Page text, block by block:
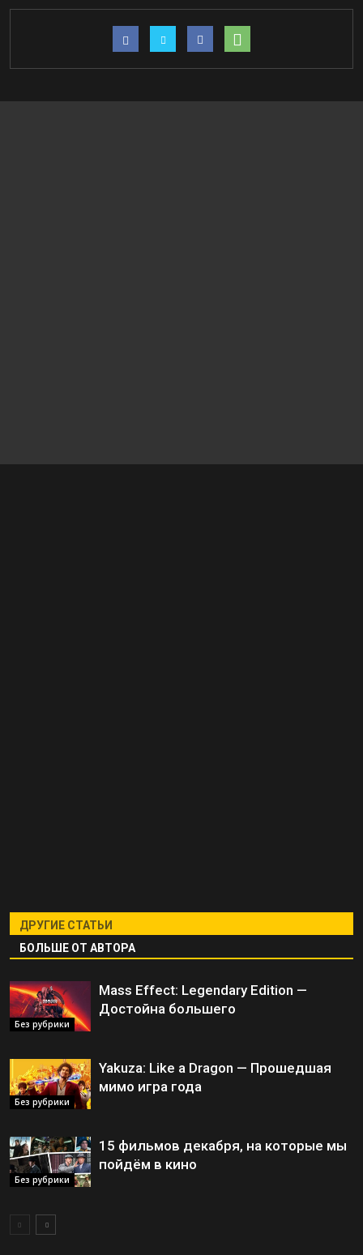
ДРУГИЕ СТАТЬИ
БОЛЬШЕ ОТ АВТОРА
Без рубрики
Mass Effect: Legendary Edition —
Достойна большего
Без рубрики
Yakuza: Like a Dragon — Прошедшая
мимо игра года
Без рубрики
15 фильмов декабря, на которые мы
пойдём в кино